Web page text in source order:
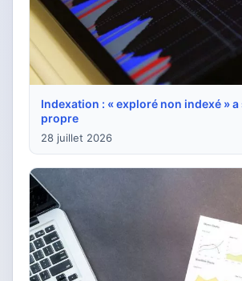
Indexation : « exploré non indexé »
propre
28 juillet 2026